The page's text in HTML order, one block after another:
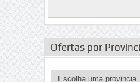
Ofertas por